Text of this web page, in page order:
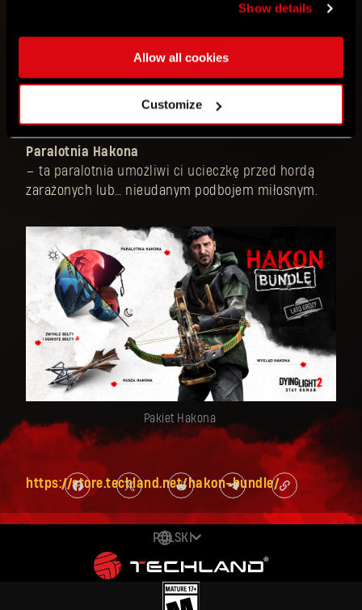
Show details
Allow all cookies
Customize
wyjątkowym bełtom. Tylko nie zapominaj o
Paralotnia Hakona
– ta paralotnia umożliwi ci ucieczkę przed hordą
zarażonych lub… nieudanym podbojem miłosnym.
Pakiet Hakona
https://store.techland.net/hakon-bundle/
POLSKI
DEUTSCH
ENGLISH